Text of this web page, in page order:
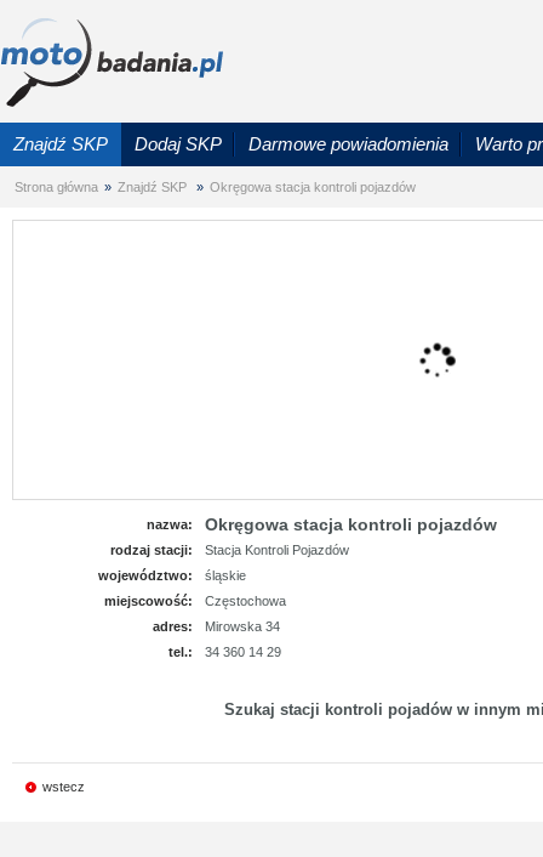
Znajdź SKP Dodaj SKP Darmowe powiadomienia Warto
Strona główna » Znajdź SKP » Okręgowa stacja kontroli pojazdów
nazwa: Okręgowa stacja kontroli pojazdów
rodzaj stacji:
Stacja Kontroli Pojazdów
województwo:
śląskie
miejscowość:
Częstochowa
adres:
Mirowska 34
tel.:
34 360 14 29
Szukaj stacji kontroli pojadów w innym
wstecz